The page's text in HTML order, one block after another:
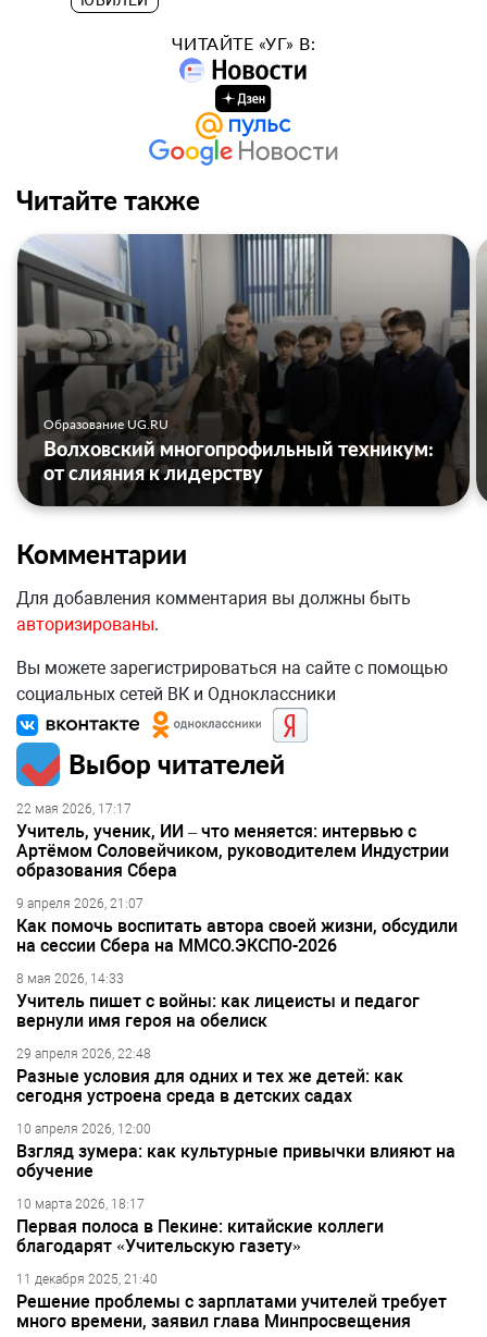
ЧИТАЙТЕ «УГ» В:
Читайте также
Образование UG.RU
Волховский многопрофильный техникум:
от слияния к лидерству
Комментарии
Для добавления комментария вы должны быть
авторизированы.
Вы можете зарегистрироваться на сайте с помощью
социальных сетей ВК и Одноклассники
Выбор читателей
22 мая 2026, 17:17
Учитель, ученик, ИИ – что меняется: интервью с
Артёмом Соловейчиком, руководителем Индустрии
образования Сбера
9 апреля 2026, 21:07
Как помочь воспитать автора своей жизни, обсудили
на сессии Сбера на ММСО.ЭКСПО-2026
8 мая 2026, 14:33
Учитель пишет с войны: как лицеисты и педагог
вернули имя героя на обелиск
29 апреля 2026, 22:48
Разные условия для одних и тех же детей: как
сегодня устроена среда в детских садах
10 апреля 2026, 12:00
Взгляд зумера: как культурные привычки влияют на
обучение
10 марта 2026, 18:17
Первая полоса в Пекине: китайские коллеги
благодарят «Учительскую газету»
11 декабря 2025, 21:40
Решение проблемы с зарплатами учителей требует
много времени, заявил глава Минпросвещения